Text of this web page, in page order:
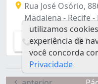
Rua José Osório,
Madalena - Recife -
Ver Tel
utilizamos
experiência de
você concorda
Privacidade